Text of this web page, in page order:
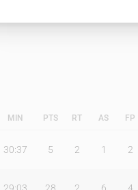
MIN PTS RT AS FP
30:37 5 2 1 2